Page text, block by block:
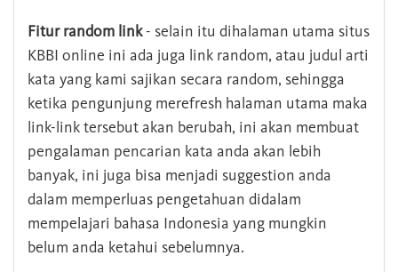
Fitur random link- selain itu dihalaman utama situs
KBBI online ini ada juga link random, atau judul arti
kata yang kami sajikan secara random, sehingga
ketika pengunjung merefresh halaman utama maka
link-link tersebut akan berubah, ini akan membuat
pengalaman pencarian kata anda akan lebih
banyak, ini juga bisa menjadi suggestion anda
dalam memperluas pengetahuan didalam
mempelajari bahasa Indonesia yang mungkin
belum anda ketahui sebelumnya.